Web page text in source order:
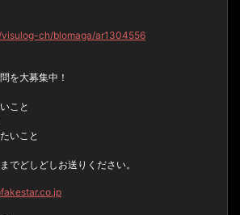
ch/blomaga/ar1304556
を大募集中！
こと
いこと
でどしどしお送りください。